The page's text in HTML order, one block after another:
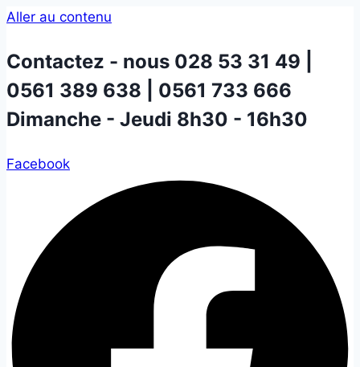
Aller au contenu
Contactez - nous 028 53 31 49 |
0561 389 638 | 0561 733 666
Dimanche - Jeudi 8h30 - 16h30
Facebook